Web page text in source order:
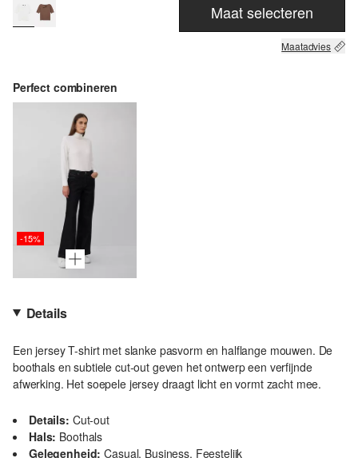
Maat selecteren
Maatadvies
Perfect combineren
-15%
Details
Een jersey T-shirt met slanke pasvorm en halflange mouwen. De
boothals en subtiele cut-out geven het ontwerp een verfijnde
afwerking. Het soepele jersey draagt licht en vormt zacht mee.
Details: Cut-out
Hals: Boothals
Gelegenheid: Casual, Business, Feestelijk